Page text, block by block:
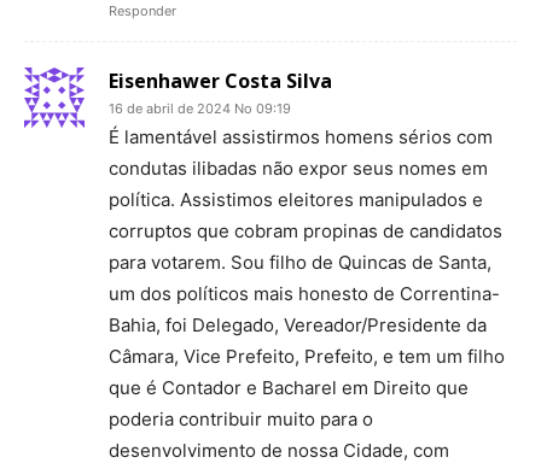
Responder
Eisenhawer Costa Silva
16 de abril de 2024 No 09:19
É lamentável assistirmos homens sérios com
condutas ilibadas não expor seus nomes em
política. Assistimos eleitores manipulados e
corruptos que cobram propinas de candidatos
para votarem. Sou filho de Quincas de Santa,
um dos políticos mais honesto de Correntina-
Bahia, foi Delegado, Vereador/Presidente da
Câmara, Vice Prefeito, Prefeito, e tem um filho
que é Contador e Bacharel em Direito que
poderia contribuir muito para o
desenvolvimento de nossa Cidade, com